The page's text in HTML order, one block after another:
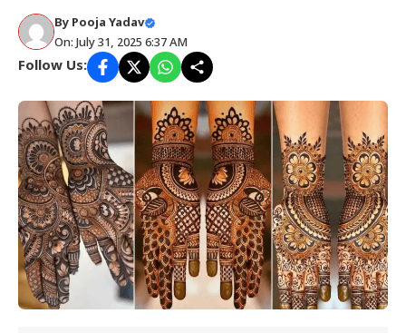
By Pooja Yadav
On: July 31, 2025 6:37 AM
Follow Us: